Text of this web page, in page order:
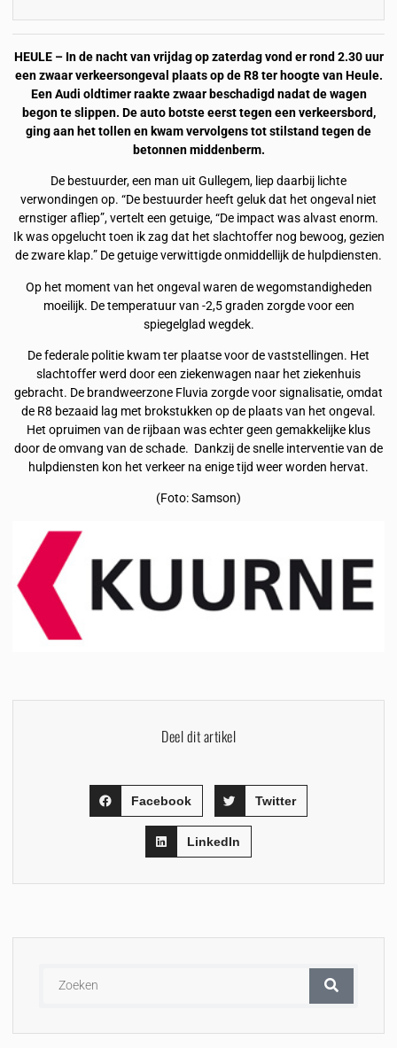
HEULE – In de nacht van vrijdag op zaterdag vond er rond 2.30 uur
een zwaar verkeersongeval plaats op de R8 ter hoogte van Heule.
Een Audi oldtimer raakte zwaar beschadigd nadat de wagen
begon te slippen. De auto botste eerst tegen een verkeersbord,
ging aan het tollen en kwam vervolgens tot stilstand tegen de
betonnen middenberm.
De bestuurder, een man uit Gullegem, liep daarbij lichte
verwondingen op. “De bestuurder heeft geluk dat het ongeval niet
ernstiger afliep”, vertelt een getuige, “De impact was alvast enorm.
Ik was opgelucht toen ik zag dat het slachtoffer nog bewoog, gezien
de zware klap.” De getuige verwittigde onmiddellijk de hulpdiensten.
Op het moment van het ongeval waren de wegomstandigheden
moeilijk. De temperatuur van -2,5 graden zorgde voor een
spiegelglad wegdek.
De federale politie kwam ter plaatse voor de vaststellingen. Het
slachtoffer werd door een ziekenwagen naar het ziekenhuis
gebracht. De brandweerzone Fluvia zorgde voor signalisatie, omdat
de R8 bezaaid lag met brokstukken op de plaats van het ongeval.
Het opruimen van de rijbaan was echter geen gemakkelijke klus
door de omvang van de schade. Dankzij de snelle interventie van de
hulpdiensten kon het verkeer na enige tijd weer worden hervat.
(Foto: Samson)
Deel dit artikel
Facebook Twitter
LinkedIn